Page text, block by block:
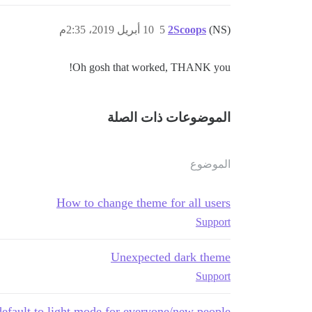
2Scoops (NS) 10 أبريل 2019، 2:35م 5
Oh gosh that worked, THANK you!
الموضوعات ذات الصلة
الموضوع
How to change theme for all users
Support
Unexpected dark theme
Support